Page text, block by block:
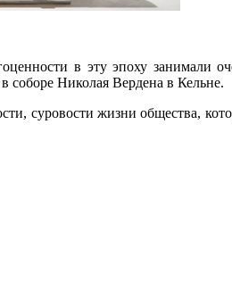
в эту эпоху занимали
Николая Вердена в Кельне.
суровости жизни общества,